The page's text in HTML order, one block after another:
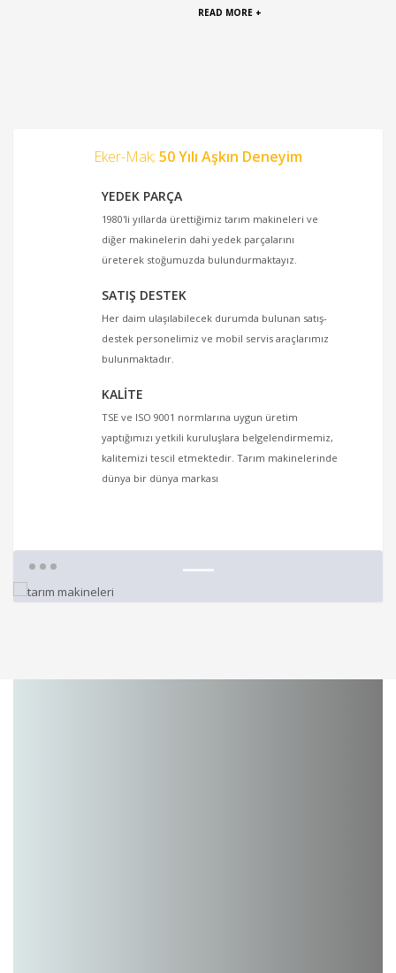
READ MORE +
Eker-Mak; 50 Yılı Aşkın Deneyim
YEDEK PARÇA
1980'li yıllarda ürettiğimiz tarım makineleri ve
diğer makinelerin dahi yedek parçalarını
üreterek stoğumuzda bulundurmaktayız.
SATIŞ DESTEK
Her daim ulaşılabilecek durumda bulunan satış-
destek personelimiz ve mobil servis araçlarımız
bulunmaktadır.
KALİTE
TSE ve ISO 9001 normlarına uygun üretim
yaptığımızı yetkili kuruluşlara belgelendirmemiz,
kalitemizi tescil etmektedir. Tarım makinelerinde
dünya bir dünya markası